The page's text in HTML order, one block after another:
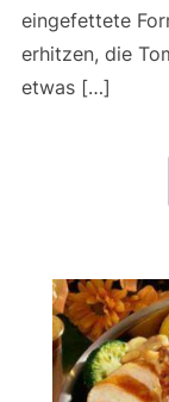
eingefettete
erhitzen, die
etwas […]